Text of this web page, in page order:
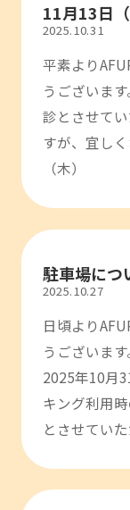
11月13日
2025.10.31
平素より
うございま
診とさせて
すが、宜し
（木）
駐車場につ
2025.10.27
日頃より
うございま
2025年10月
キング利用
とさせてい